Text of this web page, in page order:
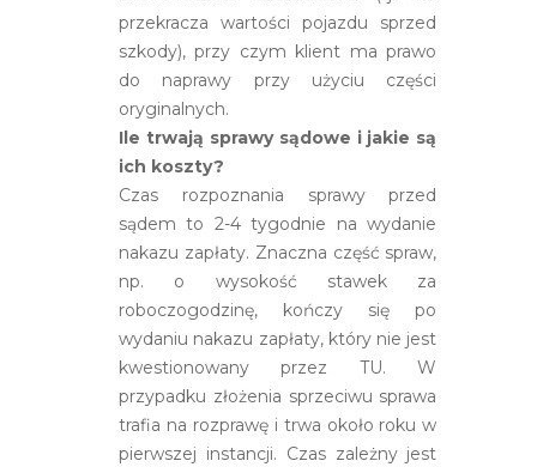
przekracza wartości pojazdu sprzed
szkody), przy czym klient ma prawo
do naprawy przy użyciu części
oryginalnych.
Ile trwają sprawy sądowe i jakie są
ich koszty?
Czas rozpoznania sprawy przed
sądem to 2-4 tygodnie na wydanie
nakazu zapłaty. Znaczna część spraw,
np. o wysokość stawek za
roboczogodzinę, kończy się po
wydaniu nakazu zapłaty, który nie jest
kwestionowany przez TU. W
przypadku złożenia sprzeciwu sprawa
trafia na rozprawę i trwa około roku w
pierwszej instancji. Czas zależny jest